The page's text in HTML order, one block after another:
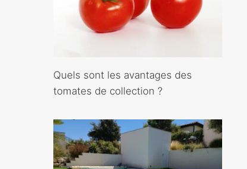
Quels sont les avantages des
tomates de collection ?